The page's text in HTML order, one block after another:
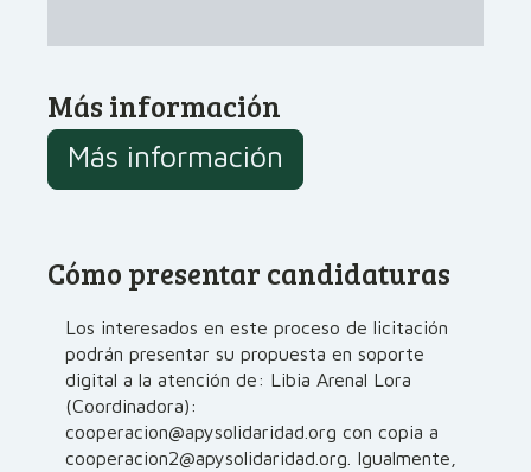
Más información
Más información
Cómo presentar candidaturas
Los interesados en este proceso de licitación
podrán presentar su propuesta en soporte
digital a la atención de: Libia Arenal Lora
(Coordinadora):
cooperacion@apysolidaridad.org con copia a
cooperacion2@apysolidaridad.org. Igualmente,